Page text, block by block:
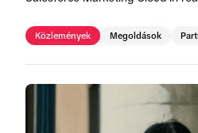
Közlemények Megoldások